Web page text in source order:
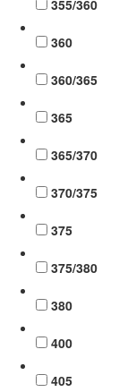
355/360
360
360/365
365
365/370
370/375
375
375/380
380
400
405